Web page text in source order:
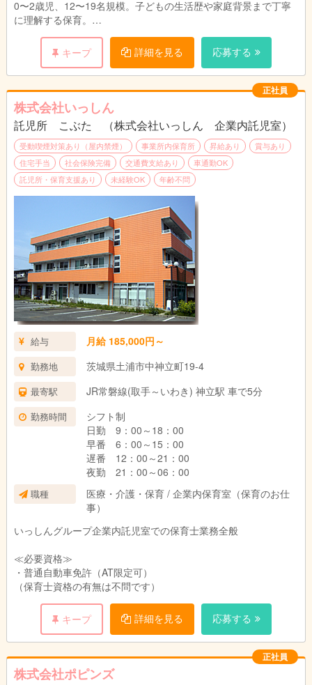
■地域手当 17,000円
■通勤手当 上限40,000円
0〜2歳児、12〜19名規模。子どもの生活歴や家庭背景まで丁寧
に理解する保育。
2. “個人技”ではなく“チーム合意”の保育
担任任せ・経験任せにせず、会議や1on1ミーティングで保育方
針を確認する。
3. 新人・若手でも質問しやすい文化
「分からない」と言えることを評価する。素直に相談できる姿勢
を重視。
4. 保護者支援・多文化理解・地域交流まで学べる
単なる日々の保育だけでなく、保護者との対話、食育、地域交
流、法人内の福祉連携も経験できる。（介護と障がい福祉の施設
に併設されています）
5.都内では珍しい広い敷地でのびのび保育
園庭・グラウンド・屋内ホールを備え、低月齢児でも安全に戸外
活動ができる環境。
6.行事を通して子どもの成長を実感できる
クリスマス会や運動会など、季節の行事を大切にしながら成長を
見守る保育。
7.ICT導入で業務負担を軽減
CODMON等による登降園管理・連絡帳・計画作成・決済を一元
化。持ち帰り仕事なし、残業は月平均約5時間。
【主な仕事内容】
基本的な保育業務に加え、計画帳票（連絡帳、週案、月案など）
の作成・記録。入園時および年２回の保護者面談。
担当行事の割り振りは他の保育士と分担しますが、特に高齢者介
護などの他部署と連携していただき、子どもの生活の幅を拡げら
れるような企画検討をお願いすることもあります。
キープ 詳細を見る 応募する
正社員
株式会社いっしん
託児所 こぶた （株式会社いっしん 企業内託児室）
受動喫煙対策あり（屋内禁煙） 事業所内保育所 昇給あり
賞与あり
住宅手当
社会保険完備 交通費支給あり
車通勤OK
託児所・保育支援あり
未経験OK 年齢不問
給与 月給 185,000円～
勤務地 茨城県土浦市中神立町19-4
最寄駅 JR常磐線(取手～いわき) 神立駅 車で5分
勤務時間
シフト制
日勤 9：00～18：00
早番 6：00～15：00
遅番 12：00～21：00
夜勤 21：00～06：00
職種
医療・介護・保育 / 企業内保育室（保育のお仕
事）
いっしんグループ企業内託児室での保育士業務全般
≪必要資格≫
・普通自動車免許（AT限定可）
（保育士資格の有無は不問です）
キープ 詳細を見る 応募する
正社員
株式会社ポピンズ